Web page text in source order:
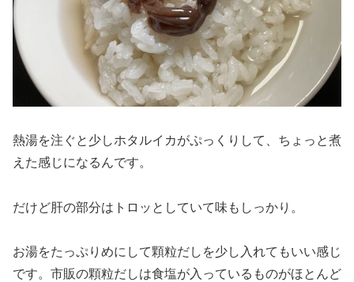
熱湯を注ぐと少しホタルイカがぷっくりして、ちょっと煮
えた感じになるんです。
だけど肝の部分はトロッとしていて味もしっかり。
お湯をたっぷりめにして顆粒だしを少し入れてもいい感じ
です。市販の顆粒だしは食塩が入っているものがほとんど